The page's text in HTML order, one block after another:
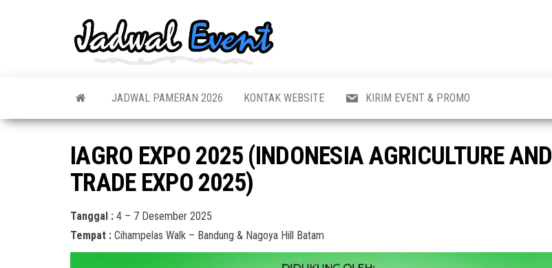
Pameran,
Acara &
Terbaru
Seminar,
Bazaar,
Job Fair,
Lomba dll.
JADWAL PAMERAN 2026 KONTAK WEBSITE KIRIM EVENT & PROMO
IAGRO EXPO 2025 (INDONESIA AGRICULTURE AND
TRADE EXPO 2025)
Tanggal : 4 – 7 Desember 2025
Tempat : Cihampelas Walk – Bandung & Nagoya Hill Batam